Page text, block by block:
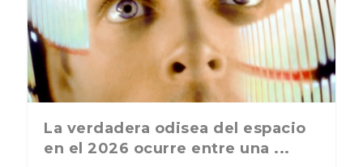
La última postal de la temporada
nos recuerda que nos vamos ...
La verdadera odisea del espacio
en el 2026 ocurre entre una ...